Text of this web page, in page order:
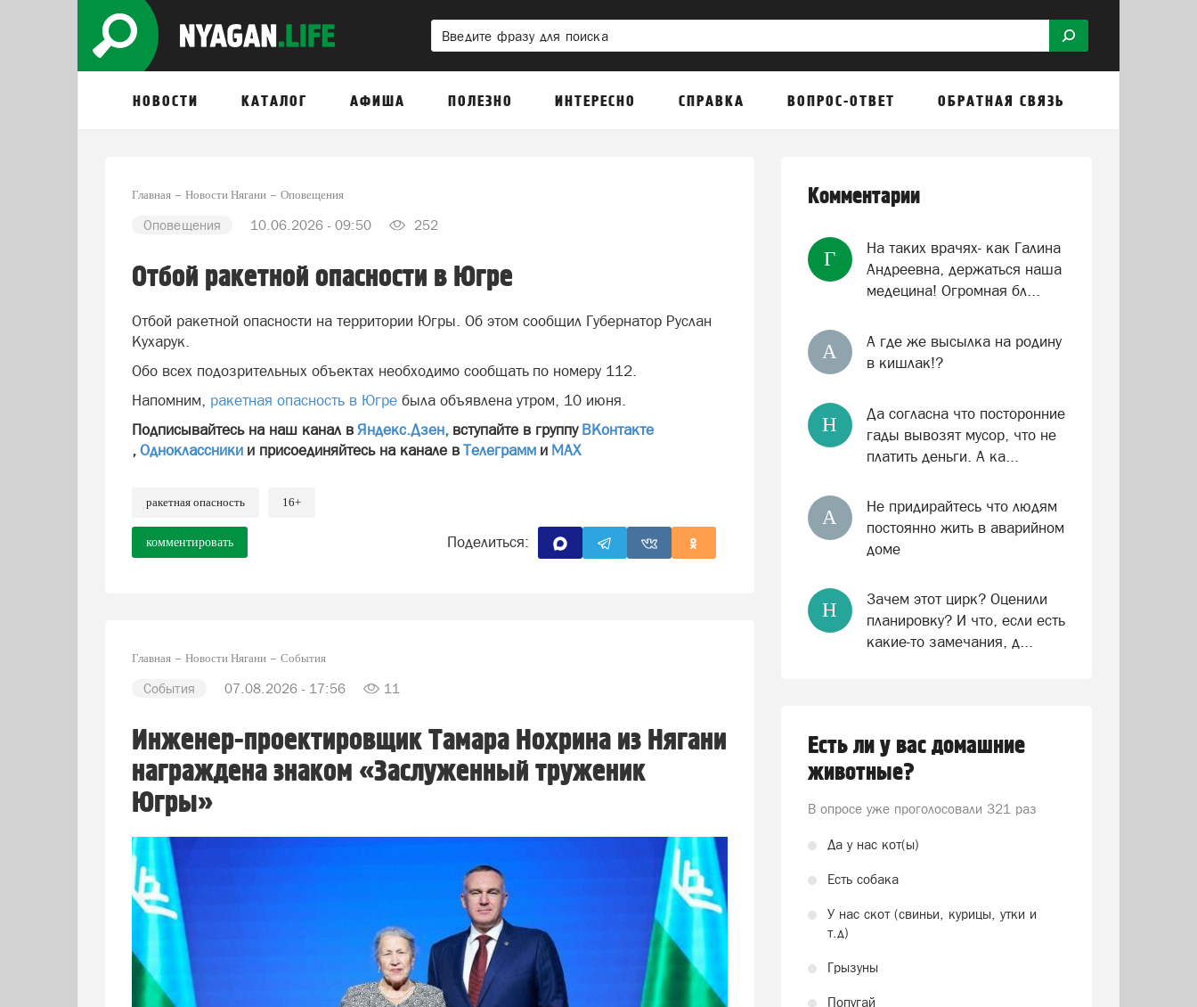
НОВОСТИ КАТАЛОГ АФИША ПОЛЕЗНО ИНТЕРЕСНО СПРАВКА ВОПРОС-ОТВЕТ ОБРАТНАЯ СВЯЗЬ
Главная Новости Нягани Оповещения
Оповещения 10.06.2026 - 09:50 252
Отбой ракетной опасности в Югре
Отбой ракетной опасности на территории Югры. Об этом сообщил Губернатор Руслан
Кухарук.
Обо всех подозрительных объектах необходимо сообщать по номеру 112.
Напомним, ракетная опасность в Югре была объявлена утром, 10 июня.
Подписывайтесь на наш канал в Яндекс.Дзен, вступайте в группу ВКонтакте
, Одноклассники и присоединяйтесь на канале в Телеграмм и МАХ
ракетная опасность 16+
комментировать Поделиться:
Главная Новости Нягани События
События 07.08.2026 - 17:56 11
Инженер-проектировщик Тамара Нохрина из Нягани
награждена знаком «Заслуженный труженик
Югры»
Комментарии
Г
На таких врачях- как Галина
Андреевна, держаться наша
медецина! Огромная бл...
А
А где же высылка на родину
в кишлак!?
Н
Да согласна что посторонние
гады вывозят мусор, что не
платить деньги. А ка...
А
Не придирайтесь что людям
постоянно жить в аварийном
доме
Н
Зачем этот цирк? Оценили
планировку? И что, если есть
какие-то замечания, д...
Есть ли у вас домашние
животные?
В опросе уже проголосовали 321 раз
Да у нас кот(ы)
Есть собака
У нас скот (свиньи, курицы, утки и
т.д)
Грызуны
Попугай